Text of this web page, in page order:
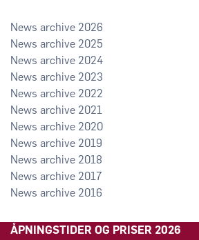
2026
2025
2024
2023
2022
2021
2020
2019
2018
2017
2016
ÅPNINGSTIDER OG PRISER 2026